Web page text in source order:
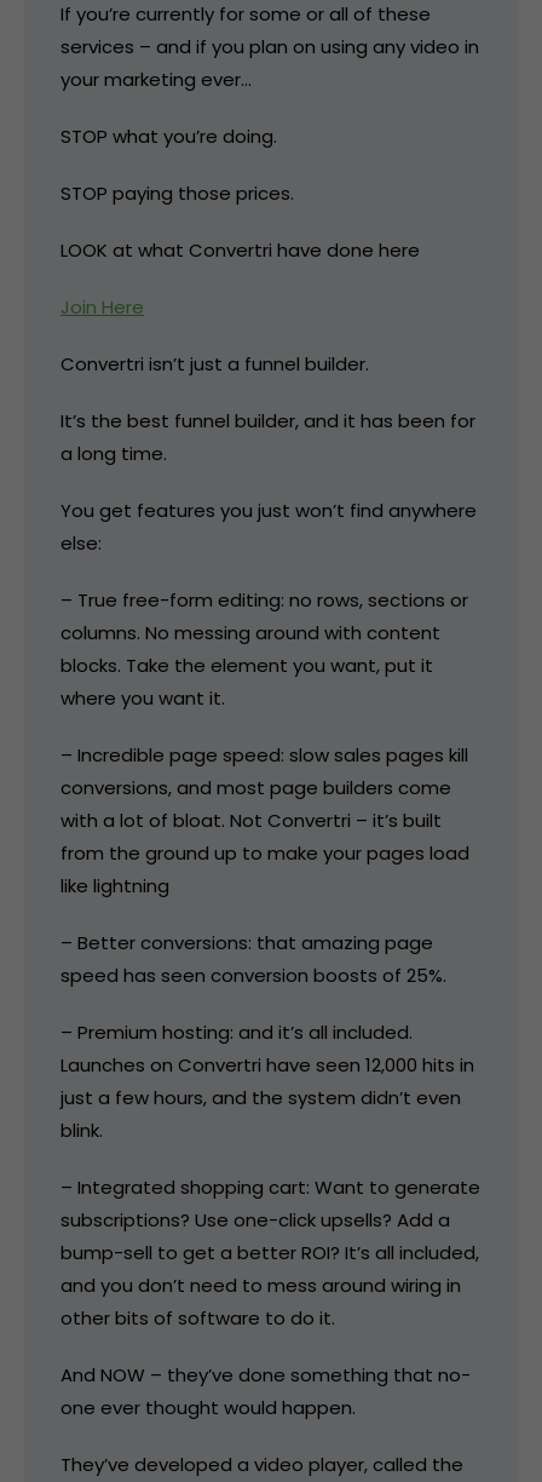
If you’re currently for some or all of these
services – and if you plan on using any video in
your marketing ever…
STOP what you’re doing.
STOP paying those prices.
LOOK at what Convertri have done here
Join Here
Convertri isn’t just a funnel builder.
It’s the best funnel builder, and it has been for
a long time.
You get features you just won’t find anywhere
else:
– True free-form editing: no rows, sections or
columns. No messing around with content
blocks. Take the element you want, put it
where you want it.
– Incredible page speed: slow sales pages kill
conversions, and most page builders come
with a lot of bloat. Not Convertri – it’s built
from the ground up to make your pages load
like lightning
– Better conversions: that amazing page
speed has seen conversion boosts of 25%.
– Premium hosting: and it’s all included.
Launches on Convertri have seen 12,000 hits in
just a few hours, and the system didn’t even
blink.
– Integrated shopping cart: Want to generate
subscriptions? Use one-click upsells? Add a
bump-sell to get a better ROI? It’s all included,
and you don’t need to mess around wiring in
other bits of software to do it.
And NOW – they’ve done something that no-
one ever thought would happen.
They’ve developed a video player, called the